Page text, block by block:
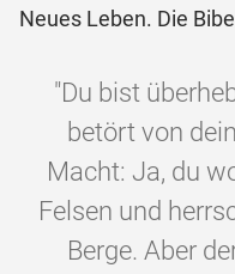
Neues Leben. Die Bibel
"Du bist
betört von
Macht: Ja, du
Felsen und
Berge. Aber